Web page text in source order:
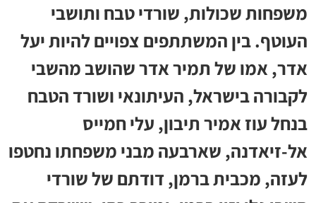
משפחות שכולות, שורדי טבח ותושבי
העוטף. בין המשתתפים צפויים להיות יעל
אדר, אמו של תמיר אדר שהושב מהשבי
לקבורה בישראל, העיתונאי ושורד הטבח
בנחל עוז אמיר תיבון, עלי חמייס
אל-זיאדנה, שארבעה מבני משפחתו נחטפו
לעזה, מכבית ברמן, דודתם של שורדי